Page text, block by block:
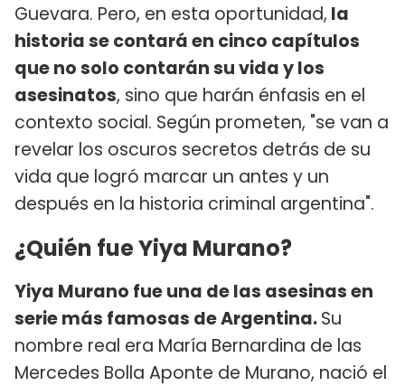
Guevara. Pero, en esta oportunidad, la
historia se contará en cinco capítulos
que no solo contarán su vida y los
asesinatos, sino que harán énfasis en el
contexto social. Según prometen, "se van a
revelar los oscuros secretos detrás de su
vida que logró marcar un antes y un
después en la historia criminal argentina".
¿Quién fue Yiya Murano?
Yiya Murano fue una de las asesinas en
serie más famosas de Argentina.Su
nombre real era María Bernardina de las
Mercedes Bolla Aponte de Murano, nació el